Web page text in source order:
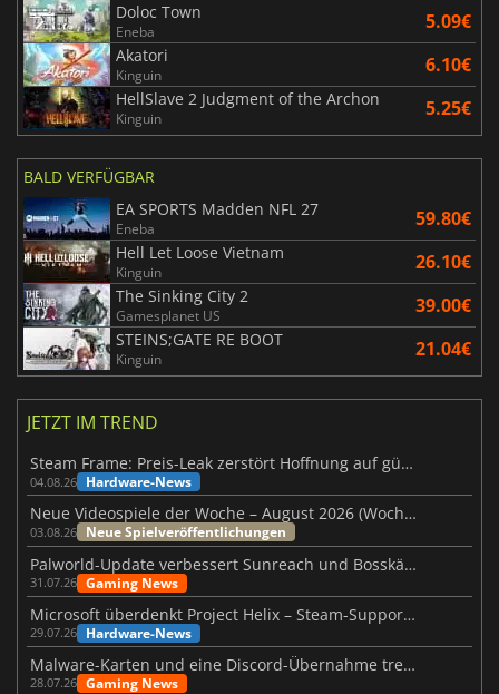
Doloc Town
Eneba 5.09€
Akatori
Kinguin 6.10€
HellSlave 2 Judgment of the Archon
Kinguin 5.25€
BALD VERFÜGBAR
EA SPORTS Madden NFL 27
Eneba 59.80€
Hell Let Loose Vietnam
Kinguin 26.10€
The Sinking City 2
Gamesplanet US 39.00€
STEINS;GATE RE BOOT
Kinguin 21.04€
JETZT IM TREND
Steam Frame: Preis-Leak zerstört Hoffnung auf günstiges VR-Headset
04.08.26 Hardware-News
Neue Videospiele der Woche – August 2026 (Woche 32)
03.08.26 Neue Spielveröffentlichungen
Palworld-Update verbessert Sunreach und Bosskämpfe deutlich
31.07.26 Gaming News
Microsoft überdenkt Project Helix – Steam-Support gefährdet
29.07.26 Hardware-News
Malware-Karten und eine Discord-Übernahme treffen Meccha Chameleon
28.07.26 Gaming News